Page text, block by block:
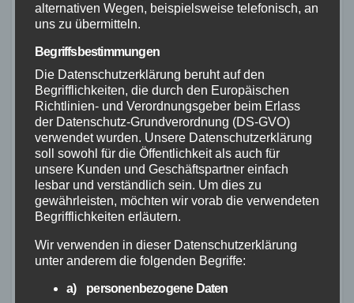
Die SRAM Rival 1×11-
Gruppe und weitere
Ausstattungsmerkma
le
Das Riverside Touring 920 ist mit der SRAM
Rival 1×11-Gruppe ausgestattet, die eine
hervorragende Schaltqualität
Schaltgruppe ist langlebig und leicht zu warten.
Mit demRennlenkerhat man eine sportliche
alternativen Wegen, beispielsweise telefonisch, an
uns zu übermitteln.
Begriffsbestimmungen
Die Datenschutzerklärung beruht auf den
Begrifflichkeiten, die durch den Europäischen
Richtlinien- und Verordnungsgeber beim Erlass
der Datenschutz-Grundverordnung (DS-GVO)
verwendet wurden. Unsere Datenschutzerklärung
soll sowohl für die Öffentlichkeit als auch für
unsere Kunden und Geschäftspartner einfach
lesbar und verständlich sein. Um dies zu
gewährleisten, möchten wir vorab die verwendeten
Begrifflichkeiten erläutern.
Wir verwenden in dieser Datenschutzerklärung
unter anderem die folgenden Begriffe:
a) personenbezogene Daten